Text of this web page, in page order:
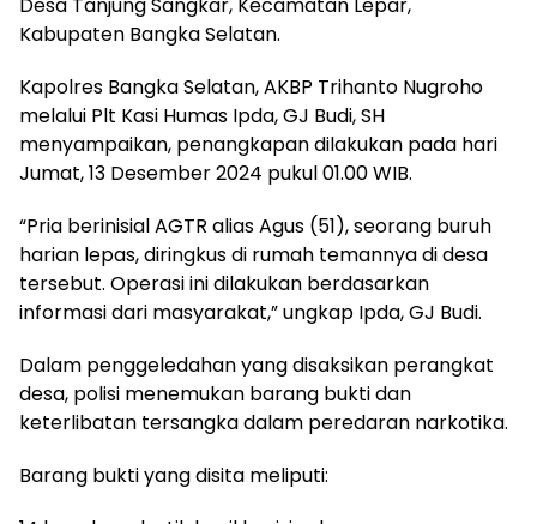
Desa Tanjung Sangkar, Kecamatan Lepar,
Kabupaten Bangka Selatan.
Kapolres Bangka Selatan, AKBP Trihanto Nugroho
melalui Plt Kasi Humas Ipda, GJ Budi, SH
menyampaikan, penangkapan dilakukan pada hari
Jumat, 13 Desember 2024 pukul 01.00 WIB.
“Pria berinisial AGTR alias Agus (51), seorang buruh
harian lepas, diringkus di rumah temannya di desa
tersebut. Operasi ini dilakukan berdasarkan
informasi dari masyarakat,” ungkap Ipda, GJ Budi.
Dalam penggeledahan yang disaksikan perangkat
desa, polisi menemukan barang bukti dan
keterlibatan tersangka dalam peredaran narkotika.
Barang bukti yang disita meliputi: